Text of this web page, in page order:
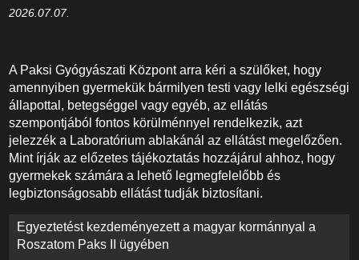
2026.07.07.
A Paksi Gyógyászati Központ arra kéri a szülőket, hogy
amennyiben gyermekük bármilyen testi vagy lelki egészségi
állapottal, betegséggel vagy egyéb, az ellátás
szempontjából fontos körülménnyel rendelkezik, azt
jelezzék a Laboratórium ablakánál az ellátást megelőzően.
Mint írják az előzetes tájékoztatás hozzájárul ahhoz, hogy
gyermekek számára a lehető legmegfelelőbb és
legbiztonságosabb ellátást tudják biztosítani.
Bejegyzés
navigáció
Egyeztetést kezdeményezett a magyar kormánnyal a
Roszatom Paks II ügyében